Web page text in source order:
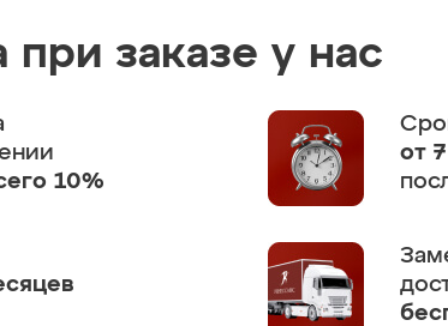
при заказе у нас
10%
от